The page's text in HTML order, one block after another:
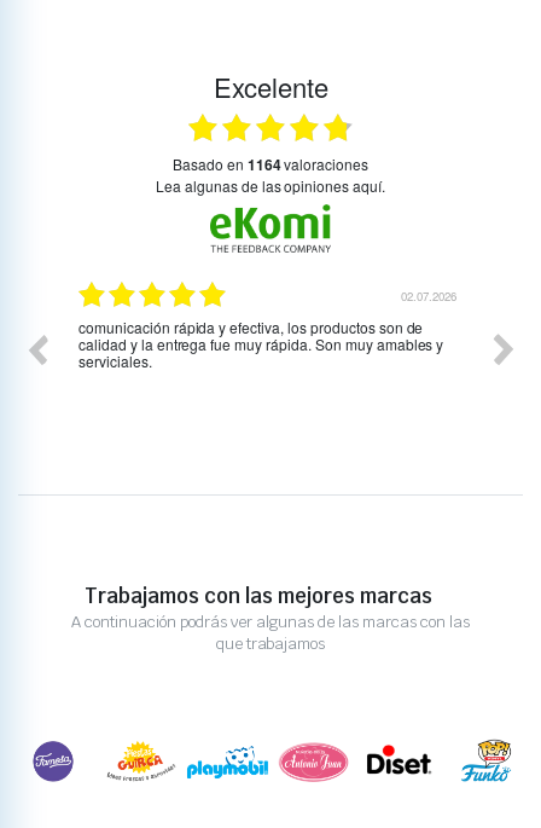
Excelente
basado en 1164valoraciones
Lea algunas de las opiniones aquí.
02.07.2026
comunicación rápida y efectiva, los productos son de
calidad y la entrega fue muy rápida. Son muy amables y
serviciales.
Trabajamos con las mejores marcas
A continuación podrás ver algunas de las marcas con las
que trabajamos